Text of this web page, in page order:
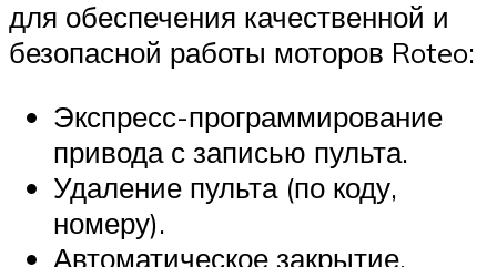
для обеспечения качественной и
безопасной работы моторов Roteo:
Экспресс-программирование
привода с записью пульта.
Удаление пульта (по коду,
номеру).
Автоматическое закрытие.